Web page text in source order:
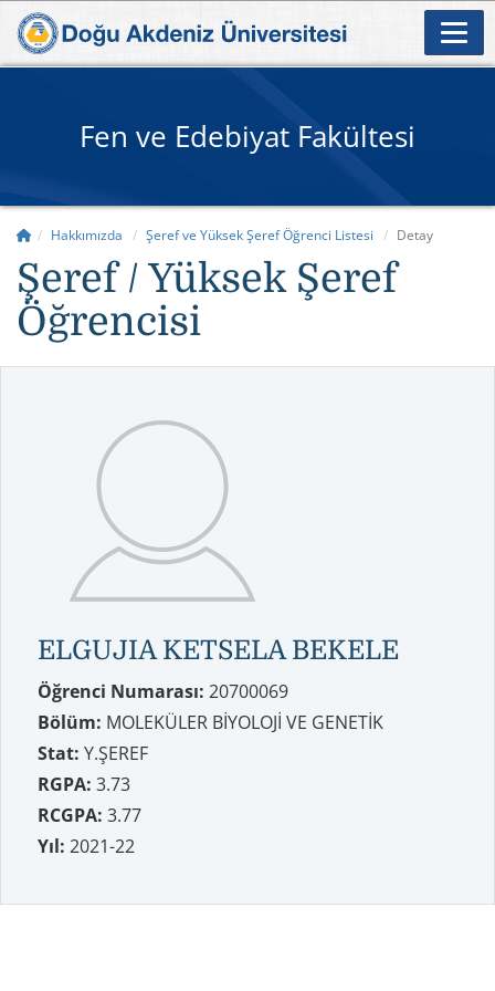
Fen ve Edebiyat Fakültesi
Hakkımızda Şeref ve Yüksek Şeref Öğrenci Listesi Detay
Şeref / Yüksek Şeref
Öğrencisi
ELGUJIA KETSELA BEKELE
Öğrenci Numarası: 20700069
Bölüm: MOLEKÜLER BİYOLOJİ VE GENETİK
Stat: Y.ŞEREF
RGPA: 3.73
RCGPA: 3.77
Yıl: 2021-22